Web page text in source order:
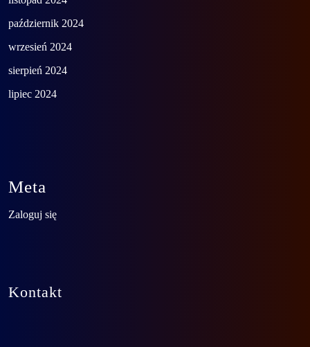
październik 2024
wrzesień 2024
sierpień 2024
lipiec 2024
Meta
Zaloguj się
Kontakt